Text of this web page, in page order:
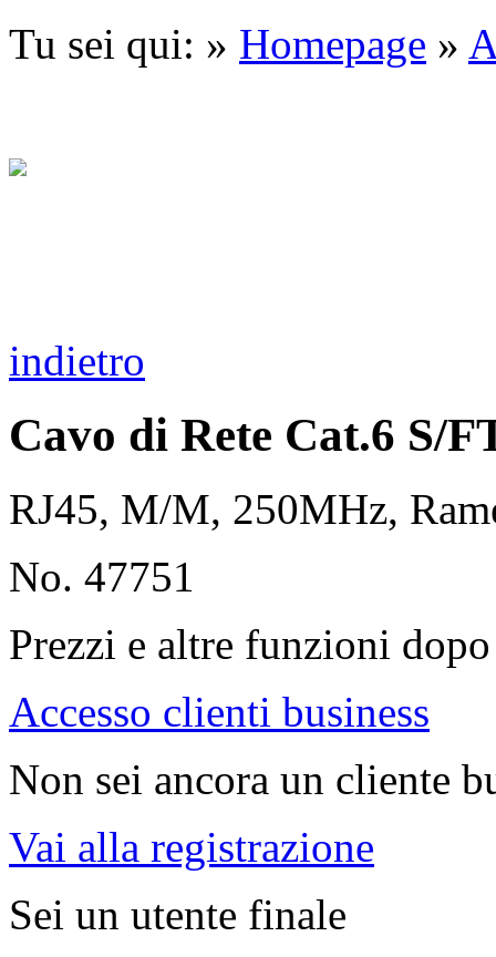
Tu sei qui: » Homepage »
indietro
Cavo di Rete Cat.6 S/
RJ45, M/M, 250MHz,
No. 47751
Prezzi e altre funzioni
Accesso clienti business
Non sei ancora un cliente
Vai alla registrazione
Sei un utente finale